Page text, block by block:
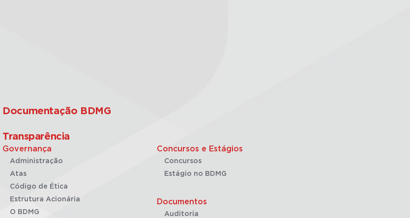
Documentação BDMG
Transparência
Governança
Administração
Atas
Código de Ética
Estrutura Acionária
O BDMG
Concursos e Estágios
Concursos
Estágio no BDMG
Documentos
Auditoria